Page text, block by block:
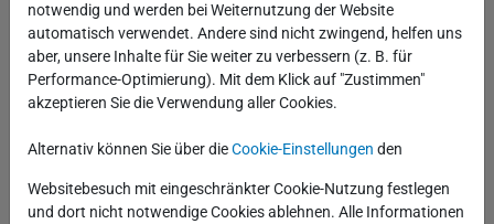
werden imSchulungszentrum in Dresden
durchgeführt.
zertifiziertes Oracle Approved Education Center
angenehme Trainingsatmosphäre
erfahrenes Dozenten-Team
gute Anbindung an das Stadtzentrum
notwendig und werden bei Weiternutzung der Website
automatisch verwendet. Andere sind nicht zwingend, helfen uns
aber, unsere Inhalte für Sie weiter zu verbessern (z. B. für
Performance-Optimierung). Mit dem Klick auf "Zustimmen"
akzeptieren Sie die Verwendung aller Cookies.
Alternativ können Sie über dieCookie-Einstellungen den
Websitebesuch mit eingeschränkter Cookie-Nutzung festlegen
und dort nicht notwendige Cookies ablehnen. Alle Informationen